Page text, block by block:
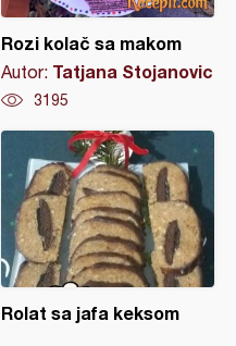
Rozi kolač sa makom
Autor: Tatjana Stojanovic
3195
Rolat sa jafa keksom